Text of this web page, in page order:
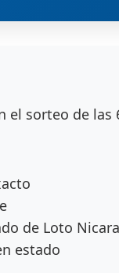
el sorteo de las
de Loto
estado